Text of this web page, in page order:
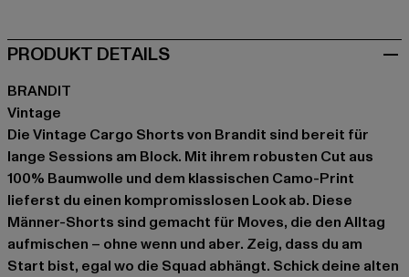
PRODUKT DETAILS
BRANDIT
Vintage
Die Vintage Cargo Shorts von Brandit sind bereit für
lange Sessions am Block. Mit ihrem robusten Cut aus
100% Baumwolle und dem klassischen Camo-Print
lieferst du einen kompromisslosen Look ab. Diese
Männer-Shorts sind gemacht für Moves, die den Alltag
aufmischen – ohne wenn und aber. Zeig, dass du am
Start bist, egal wo die Squad abhängt. Schick deine alten